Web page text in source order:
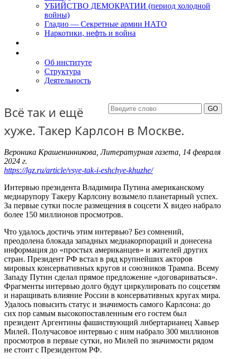
УБИЙСТВО ДЕМОКРАТИИ (период холодной
войны)
Гладио — Секретные армии НАТО
Наркотики, нефть и война
Об институте
Структура
Деятельность
Всё так и ещё
хуже. Такер Карлсон в Москве.
Вероника Крашенинникова, Литературная газета, 14 февраля
2024 г.
https://lgz.ru/article/vsye-tak-i-eshchye-khuzhe/
Интервью президента Владимира Путина американскому
медиарупору Такеру Карлсону возымело планетарный успех.
За первые сутки после размещения в соцсети X видео набрало
более 150 миллионов просмотров.
Что удалось достичь этим интервью? Без сомнений,
преодолена блокада западных медиакорпораций и донесена
информация до «простых американцев» и жителей других
стран. Президент РФ встал в ряд крупнейших акторов
мировых консервативных кругов и союзников Трампа. Всему
Западу Путин сделал прямое предложение «договариваться».
Фрагменты интервью долго будут циркулировать по соцсетям
и наращивать влияние России в консервативных кругах мира.
Удалось повысить статус и значимость самого Карлсона: до
сих пор самым высокопоставленным его гостем был
президент Аргентины фашиствующий либертарианец Хавьер
Милей. Получасовое интервью с ним набрало 300 миллионов
просмотров в первые сутки, но Милей по значимости рядом
не стоит с Президентом РФ.